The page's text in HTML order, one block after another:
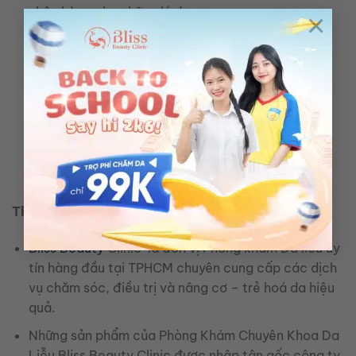
×
nhận hàng cho những lý do sau:
Sản phẩm hư hỏng do nhà vận chuyển.
Sản phẩm phát hiện lỗi của nhà sản xuất.
Sản phẩm bị gửi nhầm mặt hàng.
Các trường hợp đổi trả vui lòng tuân thủ
chính sách bảo hành, đổi trả tại Bliss
Beauty Clinic.
Thông Tin Thương Hiệu
Bliss BeautyClinic là đơn vị Phòng khám Da liễu uy
tín hàng đầu tại TPHCM chuyên cung cấp các dịch
vụ chăm sóc, điều trị và nâng cơ – trẻ hoá da hiệu
quả.
Những sản phẩm của Phòng Khám Chuyên Khoa Da